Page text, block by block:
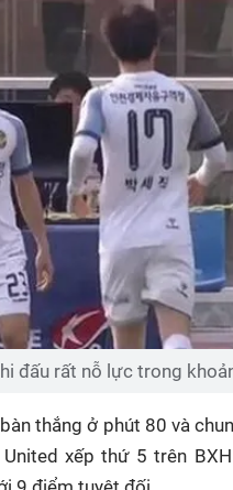
đấu rất nỗ lực trong
thắng ở phút 80 và
xếp thứ 5 trên